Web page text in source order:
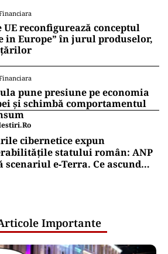
UE reconfigurează conceptul
in Europe” în jurul produselor,
pune presiune pe economia
și schimbă comportamentul
cibernetice expun
statului român: ANP
scenariul e‑Terra. Ce ascund
Importante